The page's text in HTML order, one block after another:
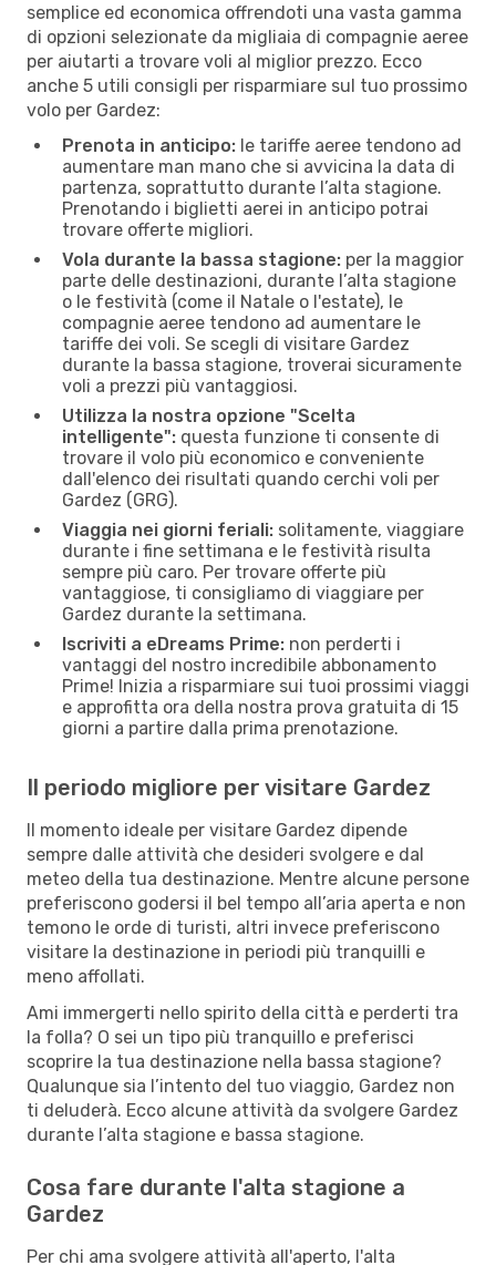
semplice ed economica offrendoti una vasta gamma
di opzioni selezionate da migliaia di compagnie aeree
per aiutarti a trovare voli al miglior prezzo. Ecco
anche 5 utili consigli per risparmiare sul tuo prossimo
volo per Gardez:
Prenota in anticipo: le tariffe aeree tendono ad
aumentare man mano che si avvicina la data di
partenza, soprattutto durante l’alta stagione.
Prenotando i biglietti aerei in anticipo potrai
trovare offerte migliori.
Vola durante la bassa stagione: per la maggior
parte delle destinazioni, durante l’alta stagione
o le festività (come il Natale o l'estate), le
compagnie aeree tendono ad aumentare le
tariffe dei voli. Se scegli di visitare Gardez
durante la bassa stagione, troverai sicuramente
voli a prezzi più vantaggiosi.
Utilizza la nostra opzione "Scelta
intelligente": questa funzione ti consente di
trovare il volo più economico e conveniente
dall'elenco dei risultati quando cerchi voli per
Gardez (GRG).
Viaggia nei giorni feriali: solitamente, viaggiare
durante i fine settimana e le festività risulta
sempre più caro. Per trovare offerte più
vantaggiose, ti consigliamo di viaggiare per
Gardez durante la settimana.
Iscriviti a eDreams Prime: non perderti i
vantaggi del nostro incredibile abbonamento
Prime! Inizia a risparmiare sui tuoi prossimi viaggi
e approfitta ora della nostra prova gratuita di 15
giorni a partire dalla prima prenotazione.
Il periodo migliore per visitare Gardez
Il momento ideale per visitare Gardez dipende
sempre dalle attività che desideri svolgere e dal
meteo della tua destinazione. Mentre alcune persone
preferiscono godersi il bel tempo all’aria aperta e non
temono le orde di turisti, altri invece preferiscono
visitare la destinazione in periodi più tranquilli e
meno affollati.
Ami immergerti nello spirito della città e perderti tra
la folla? O sei un tipo più tranquillo e preferisci
scoprire la tua destinazione nella bassa stagione?
Qualunque sia l’intento del tuo viaggio, Gardez non
ti deluderà. Ecco alcune attività da svolgere Gardez
durante l’alta stagione e bassa stagione.
Cosa fare durante l'alta stagione a
Gardez
Per chi ama svolgere attività all'aperto, l'alta